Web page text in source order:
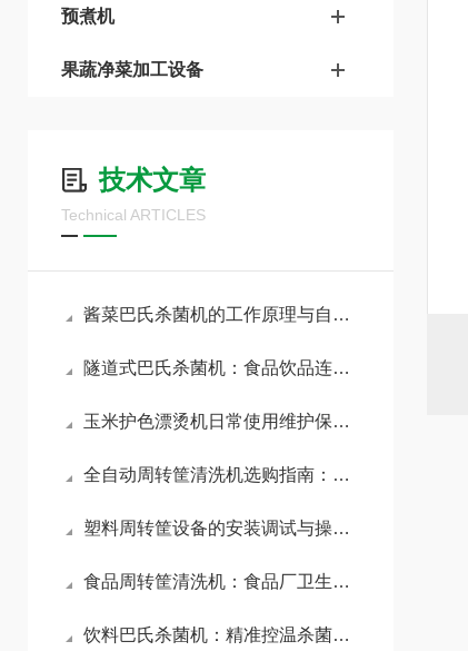
预煮机
果蔬净菜加工设备
技术文章
Technical ARTICLES
酱菜巴氏杀菌机的工作原理与自动化生产应用
隧道式巴氏杀菌机：食品饮品连续式杀菌工艺全解析
玉米护色漂烫机日常使用维护保养方法
全自动周转筐清洗机选购指南：核心参数与避坑要点全解析
塑料周转筐设备的安装调试与操作指南
食品周转筐清洗机：食品厂卫生清洗解决方案
饮料巴氏杀菌机：精准控温杀菌，锁住饮品风味与安全